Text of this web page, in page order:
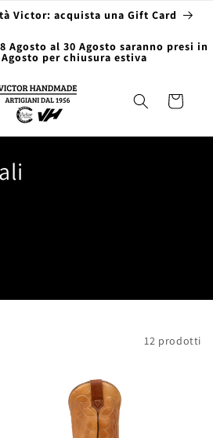
Victor: acquista una Gift Card
al 30 Agosto saranno presi in
per chiusura estiva
Carrello
12 prodotti